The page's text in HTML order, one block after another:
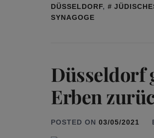
DÜSSELDORF,
SYNAGOGE
Düsseldorf
Erben
POSTED ON 03/05/2021